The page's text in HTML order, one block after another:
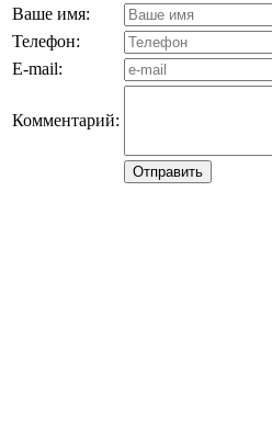
Ваше имя:
Телефон:
E-mail:
Комментарий: